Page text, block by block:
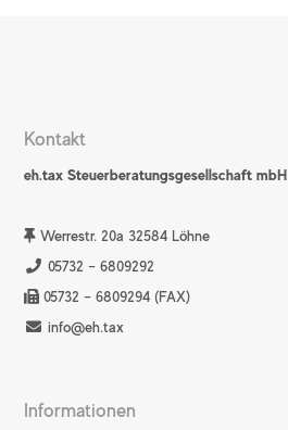
Kontakt
eh.tax Steuerberatungsgesellschaft mbH
Werrestr. 20a 32584 Löhne
05732 – 6809292
05732 – 6809294 (FAX)
info@eh.tax
Informationen